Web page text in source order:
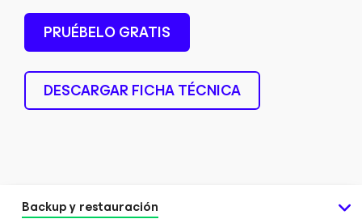
PRUÉBELO GRATIS
DESCARGAR FICHA TÉCNICA
Backup y restauración